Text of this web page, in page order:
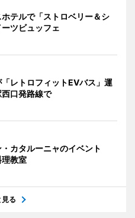
テルで「ストロベリー＆シ
ツビュッフェ
レトロフィットEVバス」運
口発路線で
・カタルーニャのイベント
理教室
見る